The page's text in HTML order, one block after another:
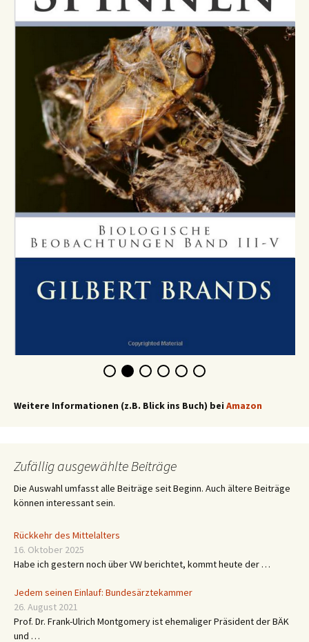
Weitere Informationen (z.B. Blick ins Buch) bei Amazon
Zufällig ausgewählte Beiträge
Die Auswahl umfasst alle Beiträge seit Beginn. Auch ältere Beiträge
können interessant sein.
Rückkehr des Mittelalters
16. Oktober 2025
Habe ich gestern noch über VW berichtet, kommt heute der …
Jedem seinen Einlauf: Bundesärztekammer
26. August 2021
Prof. Dr. Frank-Ulrich Montgomery ist ehemaliger Präsident der BÄK
und …